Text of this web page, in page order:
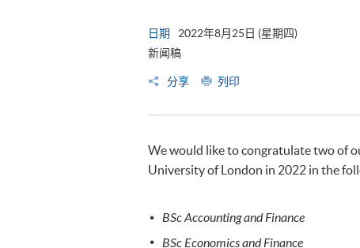
日期
2022年8月25日 (星期四)
新闻稿
分享 列印
We would like to congratulate two of
University of London in 2022 in the
BSc Accounting and Finance
BSc Economics and Finance